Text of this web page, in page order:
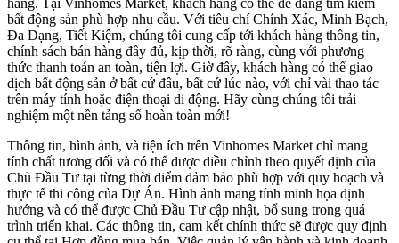
bất động sản phù hợp nhu cầu. Với tiêu chí Chính Xác, Minh Bạch,
Đa Dạng, Tiết Kiệm, chúng tôi cung cấp tới khách hàng thông tin,
chính sách bán hàng đầy đủ, kịp thời, rõ ràng, cùng với phương
thức thanh toán an toàn, tiện lợi. Giờ đây, khách hàng có thể giao
dịch bất động sản ở bất cứ đâu, bất cứ lúc nào, với chỉ vài thao tác
trên máy tính hoặc điện thoại di động. Hãy cùng chúng tôi trải
nghiệm một nền tảng số hoàn toàn mới!
Thông tin, hình ảnh, và tiện ích trên Vinhomes Market chỉ mang
tính chất tương đối và có thể được điều chỉnh theo quyết định của
Chủ Đầu Tư tại từng thời điểm đảm bảo phù hợp với quy hoạch và
thực tế thi công của Dự Án. Hình ảnh mang tính minh họa định
hướng và có thể được Chủ Đầu Tư cập nhật, bổ sung trong quá
trình triển khai. Các thông tin, cam kết chính thức sẽ được quy định